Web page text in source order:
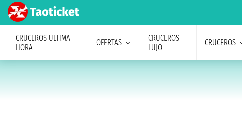
CRUCEROS ULTIMA
HORA
OFERTAS
CRUCEROS
LUJO
CRUCEROS